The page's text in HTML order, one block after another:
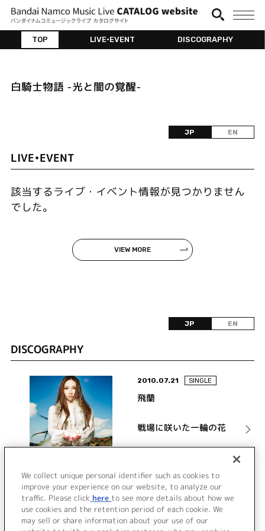
TOP LIVE•EVENT DISCOGRAPHY
白騎士物語 -光と闇の覚醒-
JP EN
LIVE•EVENT
該当するライブ・イベント情報が見つかりません
でした。
VIEW MORE
JP EN
DISCOGRAPHY
2010.07.21 SINGLE
飛蘭
戦場に咲いた一輪の花
詳細を見る
VIEW MORE
We collect unique personal identifier such as cookies to
improve your experience on our website, to analyze our
traffic. Please click here to see more details about how we
use cookies and the retention period of each cookie. We
may sell or share information about your use of our